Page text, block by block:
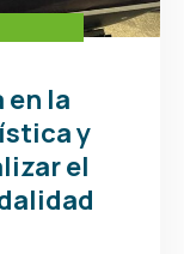
en la
y
el